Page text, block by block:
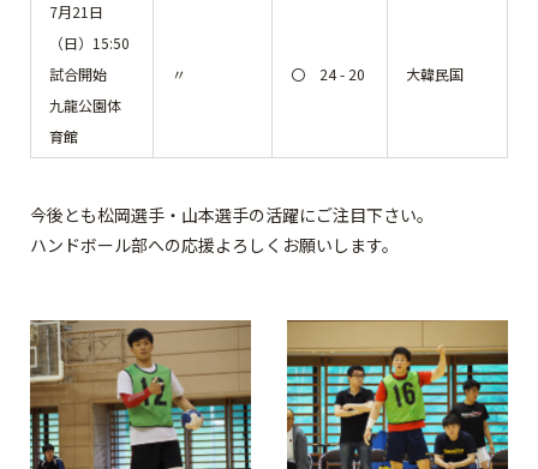
7月21日
（日）15:50
試合開始
九龍公園体
育館
〃 〇 24 - 20 大韓民国
今後とも松岡選手・山本選手の活躍にご注目下さい。
ハンドボール部への応援よろしくお願いします。